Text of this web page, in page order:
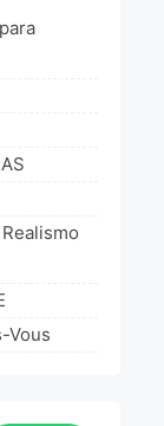
«A
2019
Vous